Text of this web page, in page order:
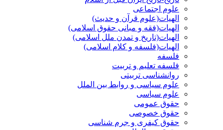
علوم اجتماعی
الهیات(علوم قرآن و حدیث)
الهیات(فقه و مبانی حقوق اسلامی)
الهیات(تاریخ و تمدن ملل اسلامی)
الهیات(فلسفه و کلام اسلامی)
فلسفه
فلسفه تعلیم و تربیت
روانشناسی تربیتی
علوم سیاسی و روابط بین الملل
علوم سیاسی
حقوق عمومی
حقوق خصوصی
حقوق کیفری و جرم شناسی